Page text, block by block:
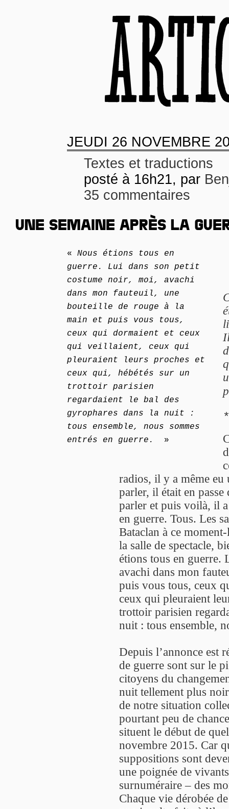
JEUDI 26 NOVEMBRE
Textes et traductions
posté à 16h21, par
35 commentaires
UNE SEMAINE APRÈS LA
« Nous étions tous en
guerre. Lui dans son petit
costume noir, moi, avachi
dans mon fauteuil, une
bouteille de rouge à la
main et puis vous tous,
ceux qui dormaient et ceux
qui veillaient, ceux qui
pleuraient leurs proches et
ceux qui, hébétés sur un
trottoir parisien
regardaient le bal des
gyrophares dans la nuit :
tous ensemble, nous sommes
entrés en guerre.
»
radios, il y a même eu
parler, il était en passe
parler et puis voilà, il
en guerre. Tous. Les
Bataclan à ce
la salle de spectacle,
étions tous en guerre.
avachi dans mon
puis vous tous, ceux
ceux qui pleuraient
trottoir parisien
nuit : tous ensemble,
Depuis l’annonce est
de guerre sont sur le
citoyens du
nuit tellement plus
de notre situation
pourtant peu de
situent le début de
novembre 2015. Car
suppositions sont
une poignée de
surnuméraire – des
Chaque vie dérobée